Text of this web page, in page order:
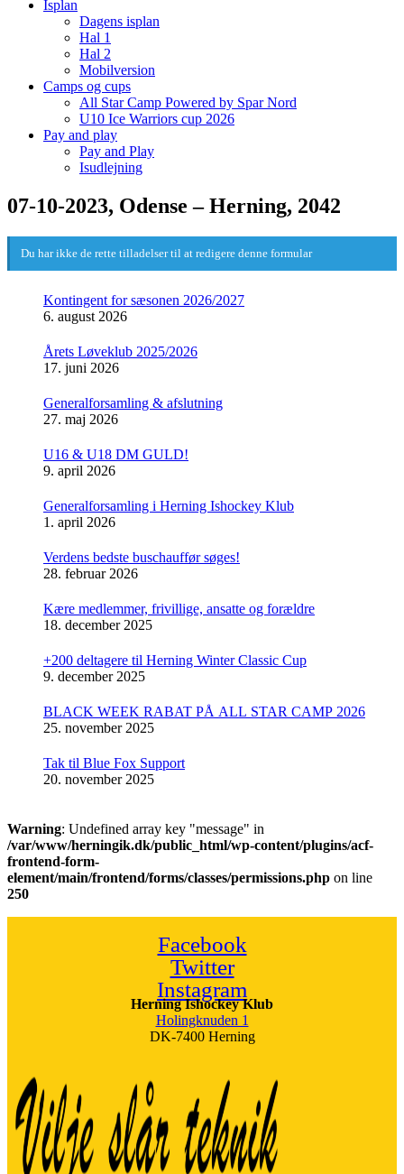
Isplan
Dagens isplan
Hal 1
Hal 2
Mobilversion
Camps og cups
All Star Camp Powered by Spar Nord
U10 Ice Warriors cup 2026
Pay and play
Pay and Play
Isudlejning
07-10-2023, Odense – Herning, 2042
Du har ikke de rette tilladelser til at redigere denne formular
Kontingent for sæsonen 2026/2027
6. august 2026
Årets Løveklub 2025/2026
17. juni 2026
Generalforsamling & afslutning
27. maj 2026
U16 & U18 DM GULD!
9. april 2026
Generalforsamling i Herning Ishockey Klub
1. april 2026
Verdens bedste buschauffør søges!
28. februar 2026
Kære medlemmer, frivillige, ansatte og forældre
18. december 2025
+200 deltagere til Herning Winter Classic Cup
9. december 2025
BLACK WEEK RABAT PÅ ALL STAR CAMP 2026
25. november 2025
Tak til Blue Fox Support
20. november 2025
Warning: Undefined array key "message" in
/var/www/herningik.dk/public_html/wp-content/plugins/acf-
frontend-form-
element/main/frontend/forms/classes/permissions.php on line
250
Facebook
Twitter
Instagram
Herning Ishockey Klub
Holingknuden 1
DK-7400 Herning